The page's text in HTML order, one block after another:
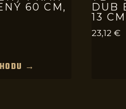
60 CM,
→
DUB
13 CM
23,12 €